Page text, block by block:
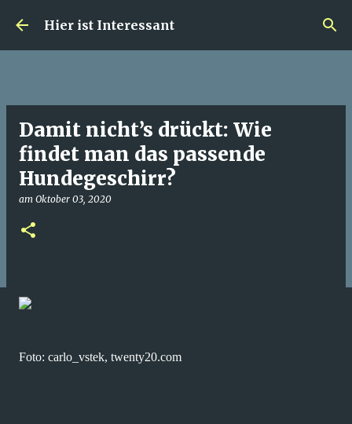
Direkt zum Hauptbereich
Hier ist Interessant
Damit nicht’s drückt: Wie
findet man das passende
Hundegeschirr?
am Oktober 03, 2020
Foto: carlo_vstek, twenty20.com